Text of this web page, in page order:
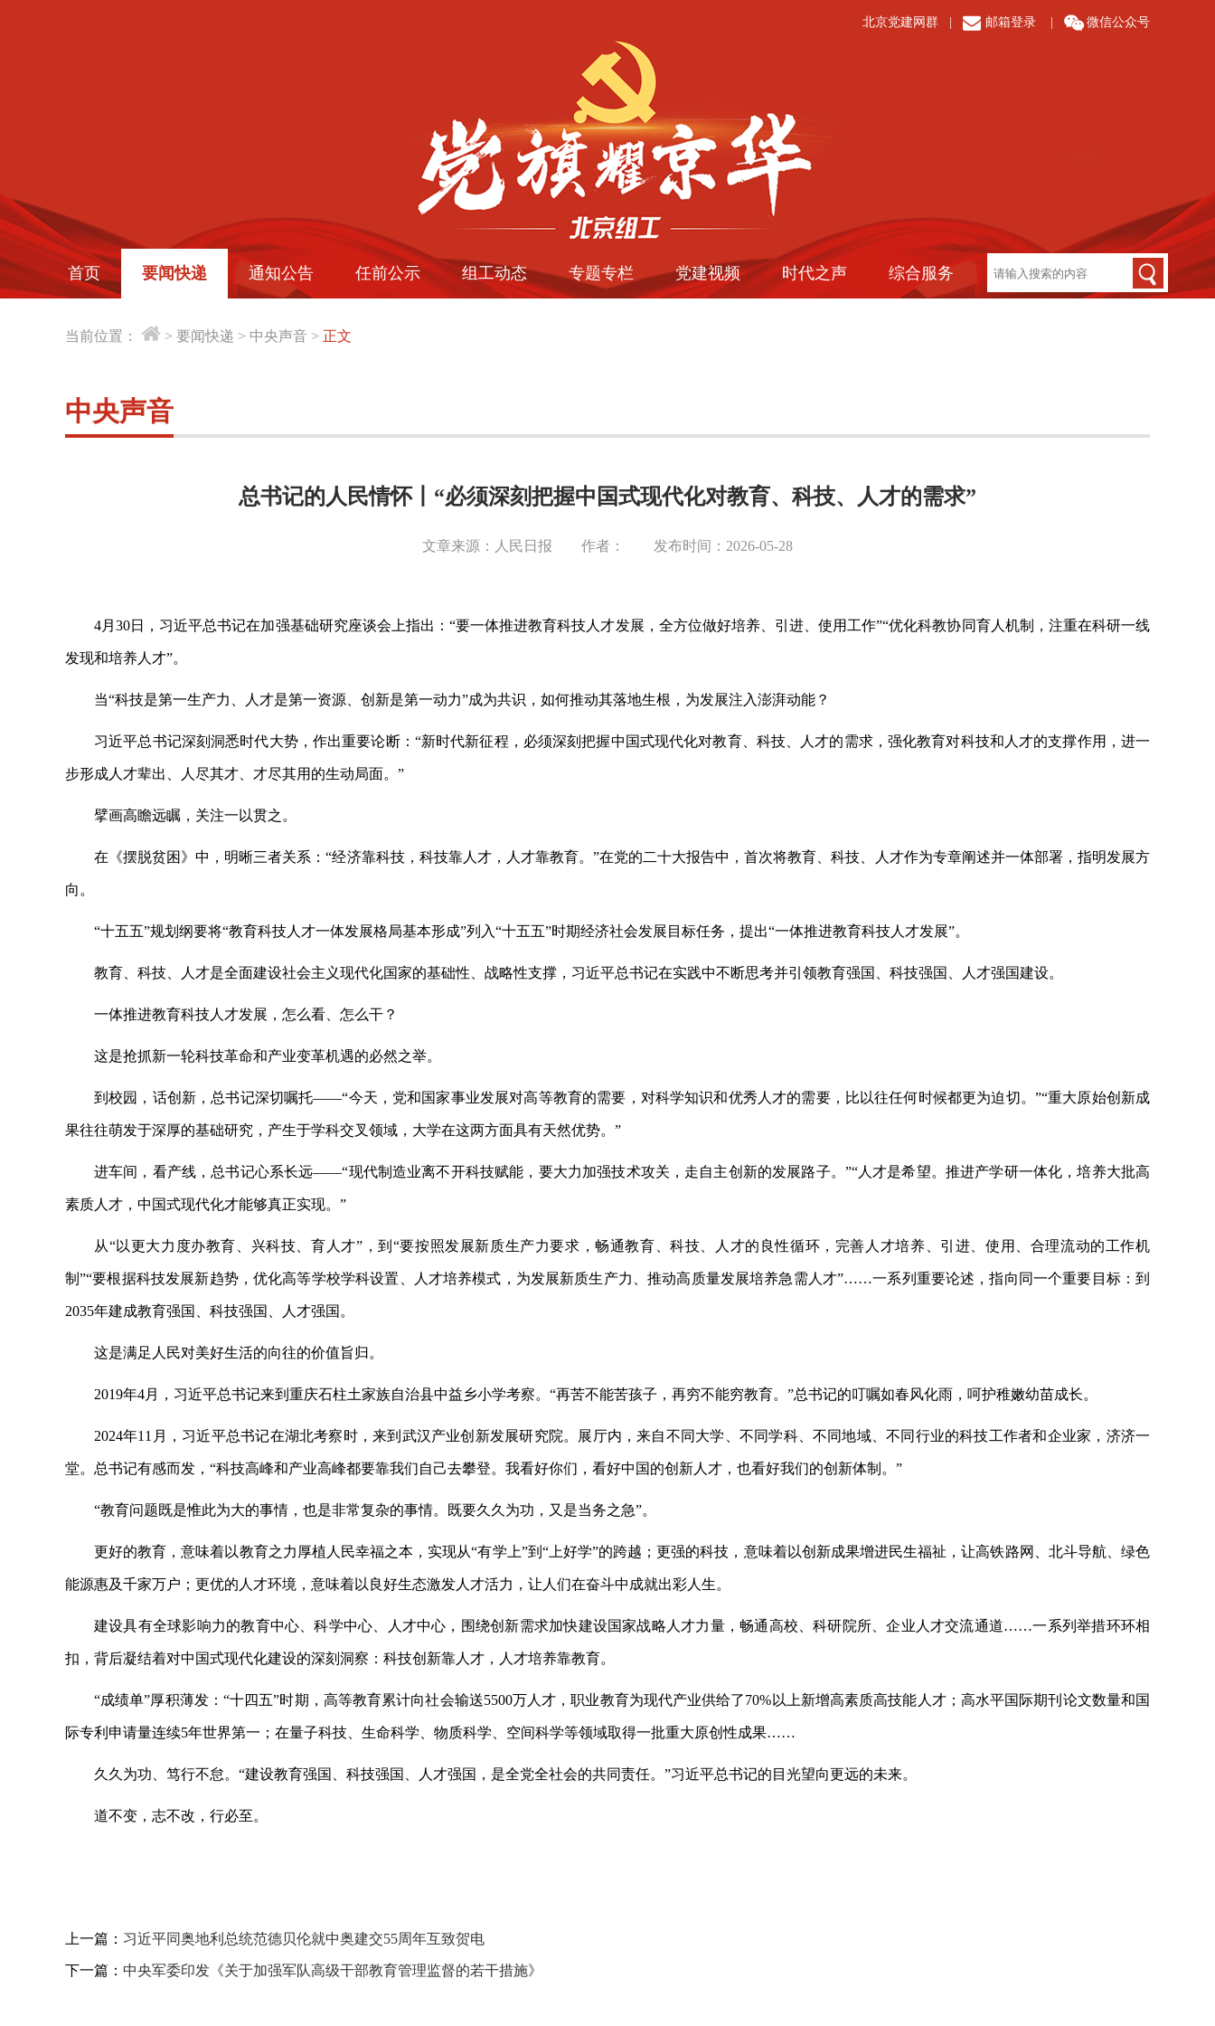
北京党建网群 邮箱登录 微信公众号
首页 要闻快递 通知公告 任前公示 组工动态 专题专栏 党建视频 时代之声 综合服务
当前位置： > 要闻快递 > 中央声音 > 正文
中央声音
总书记的人民情怀丨“必须深刻把握中国式现代化对教育、科技、人才的需求”
文章来源：人民日报 作者： 发布时间：2026-05-28
4月30日，习近平总书记在加强基础研究座谈会上指出：“要一体推进教育科技人才发展，全方位做好培养、引进、使用工作”“优化科教协同育人机制，注重在科研一线
发现和培养人才”。
当“科技是第一生产力、人才是第一资源、创新是第一动力”成为共识，如何推动其落地生根，为发展注入澎湃动能？
习近平总书记深刻洞悉时代大势，作出重要论断： “新时代新征程，必须深刻把握中国式现代化对教育、科技、人才的需求，强化教育对科技和人才的支撑作用，进一
步形成人才辈出、人尽其才、才尽其用的生动局面。”
擘画高瞻远瞩，关注一以贯之。
在《摆脱贫困》中，明晰三者关系：“经济靠科技，科技靠人才，人才靠教育。”在党的二十大报告中，首次将教育、科技、人才作为专章阐述并一体部署，指明发展方
向。
“十五五”规划纲要将“教育科技人才一体发展格局基本形成”列入“十五五”时期经济社会发展目标任务，提出“一体推进教育科技人才发展”。
教育、科技、人才是全面建设社会主义现代化国家的基础性、战略性支撑，习近平总书记在实践中不断思考并引领教育强国、科技强国、人才强国建设。
一体推进教育科技人才发展，怎么看、怎么干？
这是抢抓新一轮科技革命和产业变革机遇的必然之举。
到校园，话创新，总书记深切嘱托——“今天，党和国家事业发展对高等教育的需要，对科学知识和优秀人才的需要，比以往任何时候都更为迫切。”“重大原始创新成
果往往萌发于深厚的基础研究，产生于学科交叉领域，大学在这两方面具有天然优势。”
进车间，看产线，总书记心系长远——“现代制造业离不开科技赋能，要大力加强技术攻关，走自主创新的发展路子。”“人才是希望。推进产学研一体化，培养大批高
素质人才，中国式现代化才能够真正实现。”
从“以更大力度办教育、兴科技、育人才”，到“要按照发展新质生产力要求，畅通教育、科技、人才的良性循环，完善人才培养、引进、使用、合理流动的工作机
制”“要根据科技发展新趋势，优化高等学校学科设置、人才培养模式，为发展新质生产力、推动高质量发展培养急需人才”……一系列重要论述，指向同一个重要目标：到
2035年建成教育强国、科技强国、人才强国。
这是满足人民对美好生活的向往的价值旨归。
2019年4月，习近平总书记来到重庆石柱土家族自治县中益乡小学考察。“再苦不能苦孩子，再穷不能穷教育。”总书记的叮嘱如春风化雨，呵护稚嫩幼苗成长。
2024年11月，习近平总书记在湖北考察时，来到武汉产业创新发展研究院。展厅内，来自不同大学、不同学科、不同地域、不同行业的科技工作者和企业家，济济一
堂。总书记有感而发，“科技高峰和产业高峰都要靠我们自己去攀登。我看好你们，看好中国的创新人才，也看好我们的创新体制。”
“教育问题既是惟此为大的事情，也是非常复杂的事情。既要久久为功，又是当务之急”。
更好的教育，意味着以教育之力厚植人民幸福之本，实现从“有学上”到“上好学”的跨越；更强的科技，意味着以创新成果增进民生福祉，让高铁路网、北斗导航、绿色
能源惠及千家万户；更优的人才环境，意味着以良好生态激发人才活力，让人们在奋斗中成就出彩人生。
建设具有全球影响力的教育中心、科学中心、人才中心，围绕创新需求加快建设国家战略人才力量，畅通高校、科研院所、企业人才交流通道……一系列举措环环相
扣，背后凝结着对中国式现代化建设的深刻洞察：科技创新靠人才，人才培养靠教育。
“成绩单”厚积薄发：“十四五”时期，高等教育累计向社会输送5500万人才，职业教育为现代产业供给了70%以上新增高素质高技能人才；高水平国际期刊论文数量和国
际专利申请量连续5年世界第一；在量子科技、生命科学、物质科学、空间科学等领域取得一批重大原创性成果……
久久为功、笃行不怠。 “建设教育强国、科技强国、人才强国，是全党全社会的共同责任。”习近平总书记的目光望向更远的未来。
道不变，志不改，行必至。
上一篇： 习近平同奥地利总统范德贝伦就中奥建交55周年互致贺电
下一篇： 中央军委印发《关于加强军队高级干部教育管理监督的若干措施》